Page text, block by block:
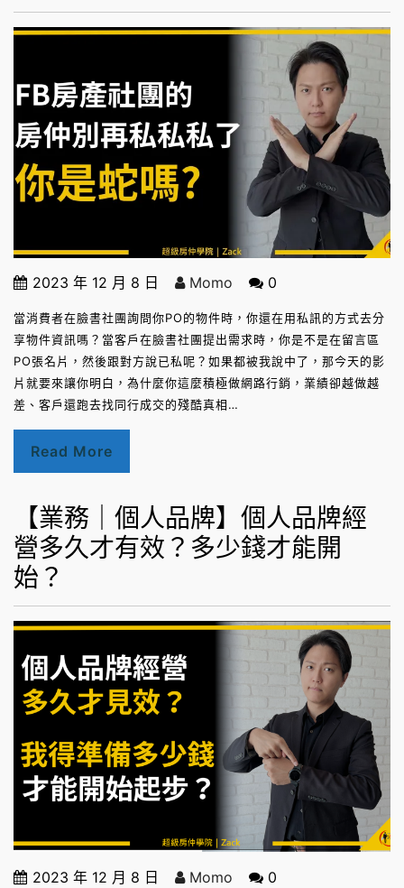
2023 年 12 月 8 日 Momo 0
當消費者在臉書社團詢問你PO的物件時，你還在用私訊的方式去分
享物件資訊嗎？當客戶在臉書社團提出需求時，你是不是在留言區
PO張名片，然後跟對方說已私呢？如果都被我說中了，那今天的影
片就要來讓你明白，為什麼你這麼積極做網路行銷，業績卻越做越
差、客戶還跑去找同行成交的殘酷真相…
Read More
【業務｜個人品牌】個人品牌經
營多久才有效？多少錢才能開
始？
2023 年 12 月 8 日 Momo 0